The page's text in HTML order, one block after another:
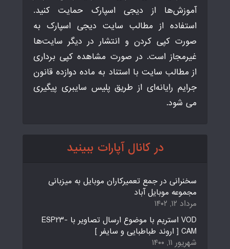
آموزش‌ها از دیجی اسپارک حمایت کنید.
استفاده از مطالب سایت دیجی اسپارک به
صورت کپی کردن و انتشار در دیگر سایت‌ها
غیرمجاز است. در صورت مشاهده کپی برداری
از مطالب سایت با استناد به ماده دوازده قانون
جرایم رایانه‌ای از طریق پلیس سایبری پیگیری
می شود.
در کانال آپارات ببینید
سخنرانی در جمع تعمیرکاران موبایل به میزبانی
مجموعه موبایل آباد
مرداد ۱۲, ۱۴۰۲
VOD استریم با موضوع ارسال تصاویر با ESP23-
CAM [ اروند طباطبایی و سایفر ]
شهریور ۱۱, ۱۴۰۰